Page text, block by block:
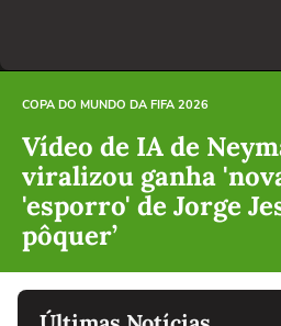
COPA DO MUNDO DA FIFA 2026
Vídeo de IA de
viralizou ganha
'esporro' de Jorge
pôquer’